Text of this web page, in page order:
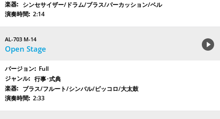
シンセサイザー/ドラム/ブラス/パーカッション/ベル
2:14
AL-703 M-14
Open Stage
Full
行事･式典
ブラス/フルート/シンバル/ピッコロ/大太鼓
2:33